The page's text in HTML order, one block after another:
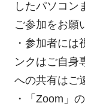
したパソコン
ご参加をお願
・参加者には
ンクはご自身
への共有はご
・「Zoom」